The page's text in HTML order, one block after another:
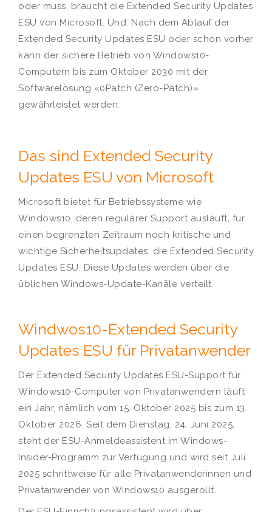
oder muss, braucht die Extended Security Updates
ESU von Microsoft. Und: Nach dem Ablauf der
Extended Security Updates ESU oder schon vorher
kann der sichere Betrieb von Windows10-
Computern bis zum Oktober 2030 mit der
Softwarelösung «0Patch (Zero-Patch)»
gewährleistet werden.
Das sind Extended Security
Updates ESU von Microsoft
Microsoft bietet für Betriebssysteme wie
Windows10, deren regulärer Support ausläuft, für
einen begrenzten Zeitraum noch kritische und
wichtige Sicherheitsupdates: die Extended Security
Updates ESU. Diese Updates werden über die
üblichen Windows-Update-Kanäle verteilt.
Windwos10-Extended Security
Updates ESU für Privatanwender
Der Extended Security Updates ESU-Support für
Windows10-Computer von Privatanwendern läuft
ein Jahr, nämlich vom 15. Oktober 2025 bis zum 13.
Oktober 2026. Seit dem Dienstag, 24. Juni 2025,
steht der ESU-Anmeldeassistent im Windows-
Insider-Programm zur Verfügung und wird seit Juli
2025 schrittweise für alle Privatanwenderinnen und
Privatanwender von Windows10 ausgerollt.